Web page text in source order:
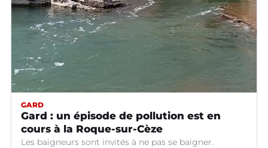
GARD
Gard : un épisode de pollution est en
cours à la Roque-sur-Cèze
Les baigneurs sont invités à ne pas se baigner.